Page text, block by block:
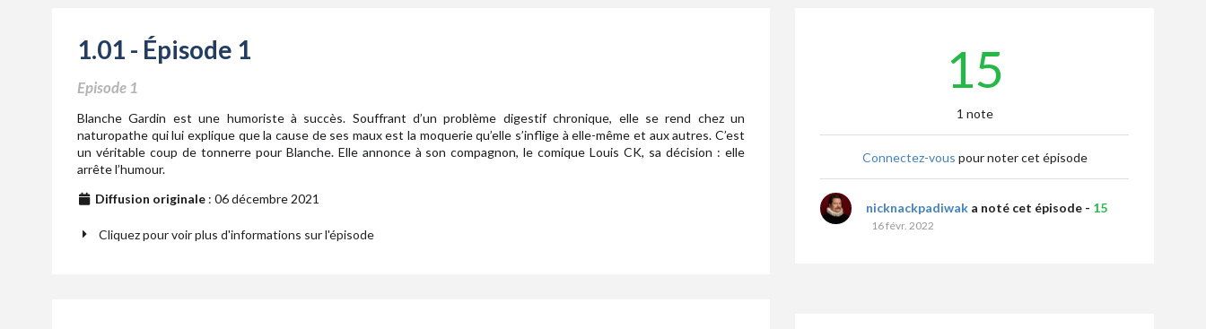
1.01 - Épisode 1
Episode 1
Blanche Gardin est une humoriste à succès. Souffrant d’un problème digestif chronique, elle se rend chez un
naturopathe qui lui explique que la cause de ses maux est la moquerie qu’elle s’inflige à elle-même et aux autres. C’est
un véritable coup de tonnerre pour Blanche. Elle annonce à son compagnon, le comique Louis CK, sa décision : elle
arrête l’humour.
Diffusion originale : 06 décembre 2021
Cliquez pour voir plus d'informations sur l'épisode
15
1 note
Connectez-vous pour noter cet épisode
nicknackpadiwak a noté cet épisode - 15
16 févr. 2022